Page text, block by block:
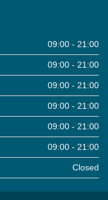
09:00 - 21:00
09:00 - 21:00
09:00 - 21:00
09:00 - 21:00
09:00 - 21:00
09:00 - 21:00
Closed